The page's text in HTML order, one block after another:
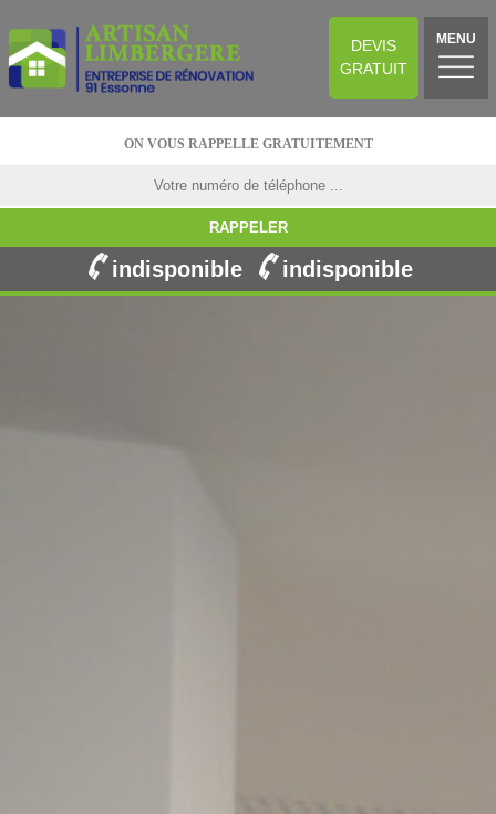
DEVIS
GRATUIT
MENU
ON VOUS RAPPELLE GRATUITEMENT
indisponible indisponible